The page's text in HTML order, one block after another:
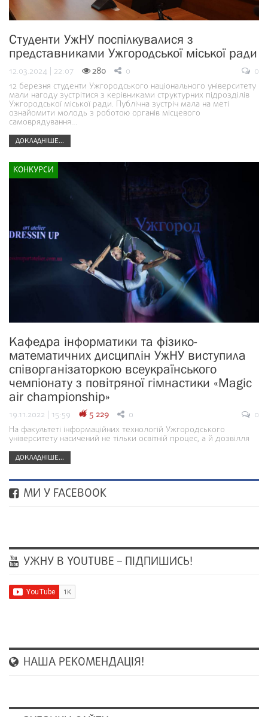
Студенти УжНУ поспілкувалися з
представниками Ужгородської міської ради
12.03.2024 | 22:07 280 0
0
12 березня студенти Ужгородського національного університету
мали нагоду зустрітися з керівниками структурних підрозділів
Ужгородської міської ради. Публічна зустріч мала на меті
ознайомити молодь з роботою органів місцевого
самоврядування…
ДОКЛАДНІШЕ...
КОНКУРСИ
Кафедра інформатики та фізико-
математичних дисциплін УжНУ виступила
співорганізаторкою всеукраїнського
чемпіонату з повітряної гімнастики «Magic
air championship»
19.11.2022 | 15:59 5 229 0
0
На факультеті інформаційних технологій Ужгородського
університету насичений не тільки освітній процес, а й дозвілля
ДОКЛАДНІШЕ...
МИ У FACEBOOK
УЖНУ В YOUTUBE – ПІДПИШИСЬ!
НАША РЕКОМЕНДАЦІЯ!